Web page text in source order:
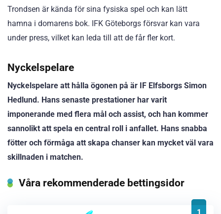
Trondsen är kända för sina fysiska spel och kan lätt
hamna i domarens bok. IFK Göteborgs försvar kan vara
under press, vilket kan leda till att de får fler kort.
Nyckelspelare
Nyckelspelare att hålla ögonen på är IF Elfsborgs Simon
Hedlund. Hans senaste prestationer har varit
imponerande med flera mål och assist, och han kommer
sannolikt att spela en central roll i anfallet. Hans snabba
fötter och förmåga att skapa chanser kan mycket väl vara
skillnaden i matchen.
Våra rekommenderade bettingsidor